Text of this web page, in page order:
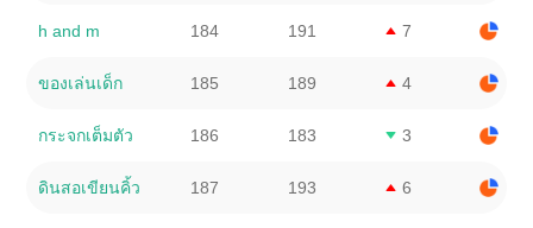
h and m 184 191 7
ของเล่นเด็ก 185 189 4
กระจกเต็มตัว 186 183 3
ดินสอเขียนคิ้ว 187 193 6